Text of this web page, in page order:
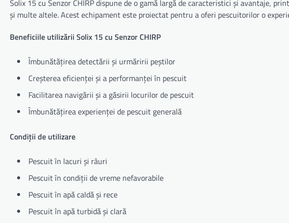
Solix 15 cu Senzor CHIRP dispune de o gamă largă de caracteristici și avantaje,
și multe altele. Acest echipament este proiectat pentru a oferi pescuitorilor o
Beneficiile utilizării Solix 15 cu Senzor CHIRP
Îmbunătățirea detectării și urmăririi peștilor
Creșterea eficienței și a performanței în pescuit
Facilitarea navigării și a găsirii locurilor de pescuit
Îmbunătățirea experienței de pescuit generală
Condiții de utilizare
Pescuit în lacuri și râuri
Pescuit în condiții de vreme nefavorabile
Pescuit în apă caldă și rece
Pescuit în apă turbidă și clară